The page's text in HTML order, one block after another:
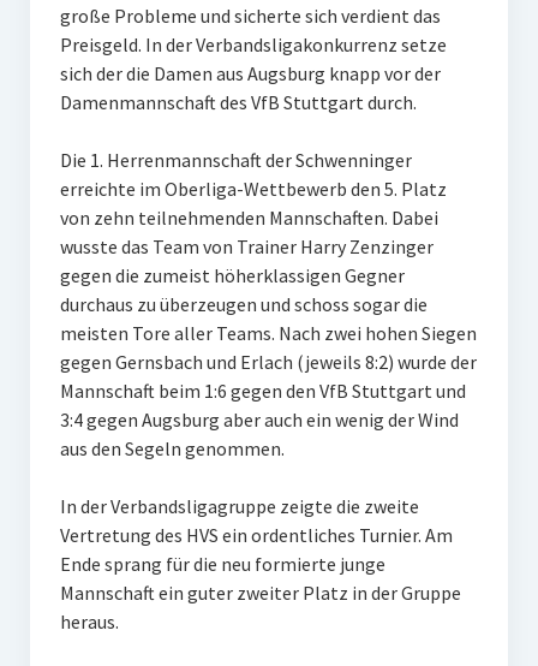
Jugend Sponsoring
große Probleme und sicherte sich verdient das
Preisgeld. In der Verbandsligakonkurrenz setze
sich der die Damen aus Augsburg knapp vor der
Damenmannschaft des VfB Stuttgart durch.
Die 1. Herrenmannschaft der Schwenninger
erreichte im Oberliga-Wettbewerb den 5. Platz
von zehn teilnehmenden Mannschaften. Dabei
wusste das Team von Trainer Harry Zenzinger
gegen die zumeist höherklassigen Gegner
durchaus zu überzeugen und schoss sogar die
meisten Tore aller Teams. Nach zwei hohen Siegen
gegen Gernsbach und Erlach (jeweils 8:2) wurde der
Mannschaft beim 1:6 gegen den VfB Stuttgart und
3:4 gegen Augsburg aber auch ein wenig der Wind
aus den Segeln genommen.
In der Verbandsligagruppe zeigte die zweite
Vertretung des HVS ein ordentliches Turnier. Am
Ende sprang für die neu formierte junge
Mannschaft ein guter zweiter Platz in der Gruppe
heraus.